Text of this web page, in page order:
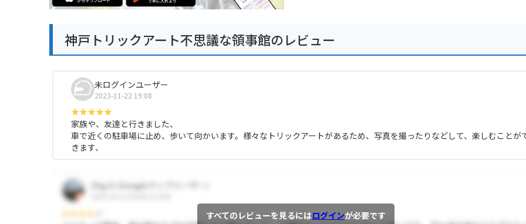
神戸トリックアート不思議な領事館のレビュー
未ログインユーザー
2023-11-22 19:08
家族や、友達と行きました、
車で近くの駐車場に止め、歩いて向かいます。様々なトリックアートがあるため、写真を撮ったりなどして、楽しむことが
きます、
すべてのレビューを見るにはログインが必要です